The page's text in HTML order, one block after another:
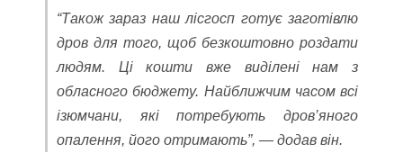
“Також зараз наш лісгосп готує заготівлю
дров для того, щоб безкоштовно роздати
людям. Ці кошти вже виділені нам з
обласного бюджету. Найближчим часом всі
ізюмчани, які потребують дров’яного
опалення, його отримають”, — додав він.